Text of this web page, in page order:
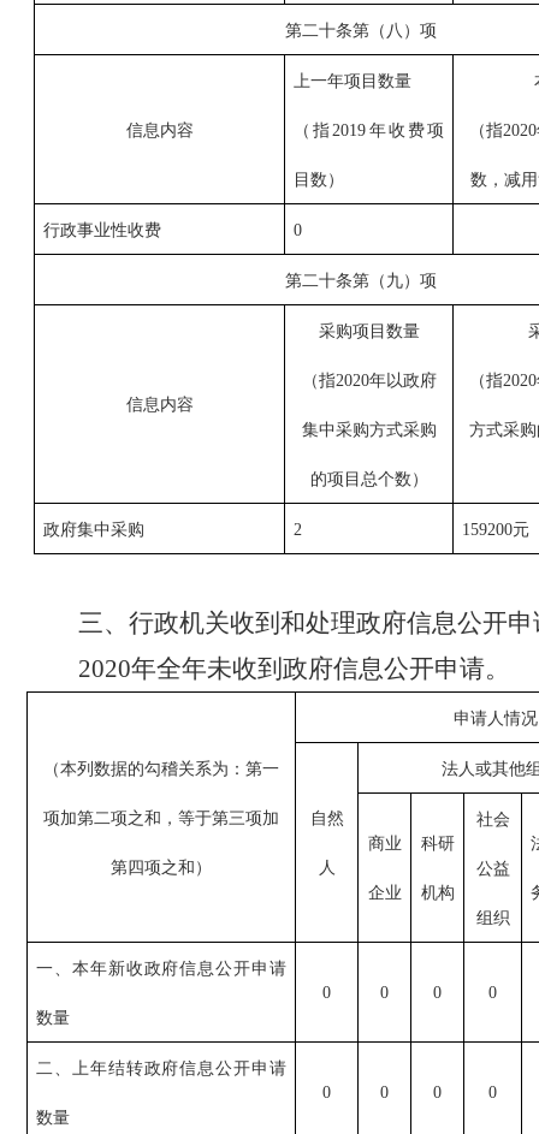
第二十条第（八）项
信息内容
上一年项目数量
（指2019年收费项
目数）
（指
数，减
行政事业性收费 0
第二十条第（九）项
信息内容
采购项目数量
（指2020年以政府
集中采购方式采购
的项目总个数）
（指
方式采
政府集中采购 2 159200元
三、行政机关收到和处理政府信息公开
2020年全年未收到政府信息公开申请。
（本列数据的勾稽关系为：第一
项加第二项之和，等于第三项加
第四项之和）
申请人情况
自然
人
法人或其他
商业
企业
科研
机构
社会
公益
组织
一、本年新收政府信息公开申请
数量
0 0 0 0
二、上年结转政府信息公开申请
数量
0 0 0 0